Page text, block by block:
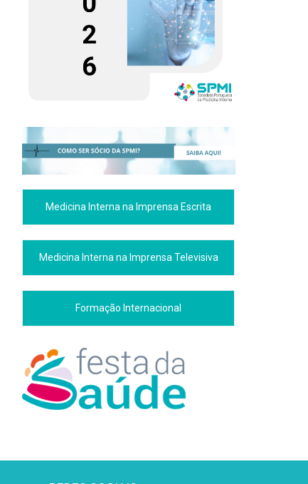
Medicina Interna na Imprensa Escrita
Medicina Interna na Imprensa Televisiva
Formação Internacional